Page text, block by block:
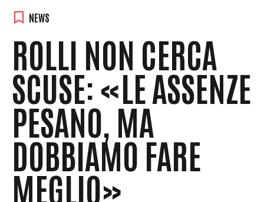
NEWS
ROLLI NON CERCA
SCUSE: «LE ASSENZE
PESANO, MA
DOBBIAMO FARE
MEGLIO»